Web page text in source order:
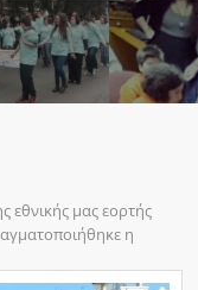
εθνικής μας εορτής
η